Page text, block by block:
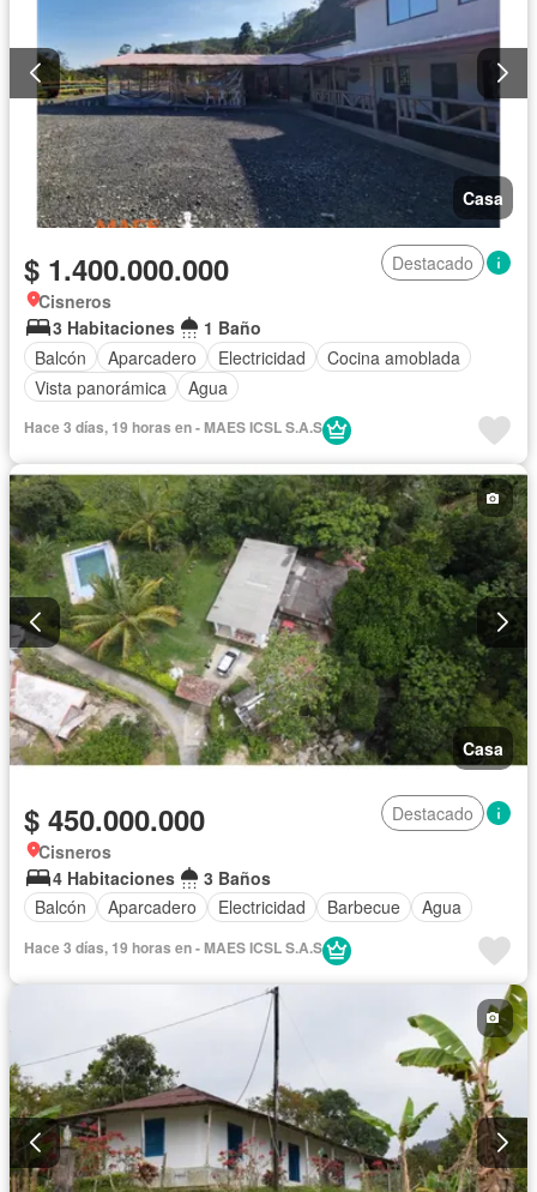
Casa
$ 1.400.000.000
Destacado
Cisneros
3 Habitaciones
1 Baño
Balcón
Aparcadero Electricidad
Cocina amoblada
Vista panorámica
Agua
Hace 3 días, 19 horas en - MAES ICSL S.A.S
Casa
$ 450.000.000
Destacado
Cisneros
4 Habitaciones
3 Baños
Balcón
Aparcadero Electricidad Barbecue Agua
Hace 3 días, 19 horas en - MAES ICSL S.A.S